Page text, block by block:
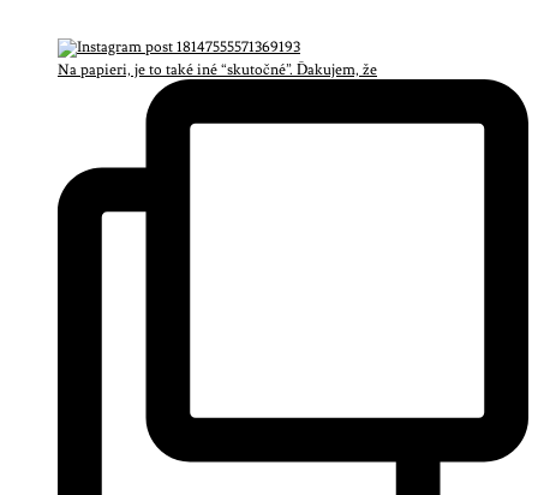
Na papieri, je to také iné “skutočné”. Ďakujem, že